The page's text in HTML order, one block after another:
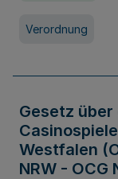
Verordnung
Gesetz
Westfalen
NRW - OCG